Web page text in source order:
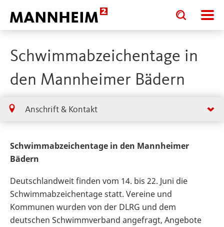
Toggle
search
input
Toggle
search
input
Schwimmabzeichentage in
den Mannheimer Bädern
Anschrift & Kontakt
Schwimmabzeichentage in den Mannheimer
Bädern
Deutschlandweit finden vom 14. bis 22. Juni die
Schwimmabzeichentage statt. Vereine und
Kommunen wurden von der DLRG und dem
deutschen Schwimmverband angefragt, Angebote